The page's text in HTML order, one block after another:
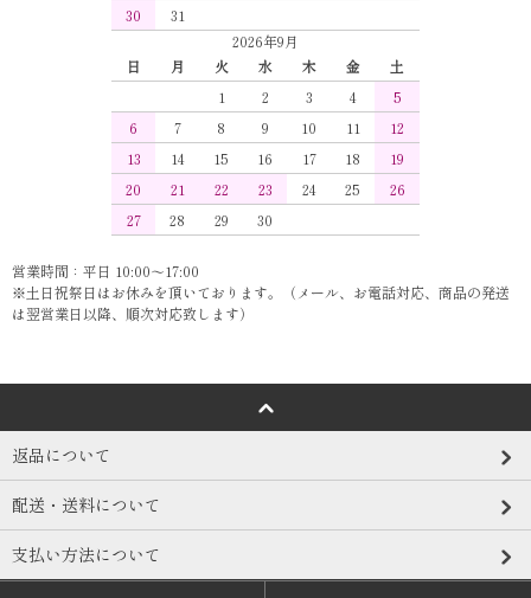
30
31
2026年9月
日
月 火 水 木 金
土
1
2 3 4
5
6
7 8 9 10 11
12
13
14 15 16 17 18
19
20
21 22 23 24 25
26
27
28 29 30
営業時間：平日 10:00～17:00
※土日祝祭日はお休みを頂いております。（メール、お電話対応、商品の発送
は翌営業日以降、順次対応致します）
返品について
配送・送料について
支払い方法について